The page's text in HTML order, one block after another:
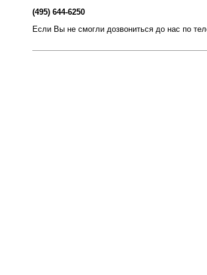
(495) 644-6250
Если Вы не смогли дозвониться до нас по